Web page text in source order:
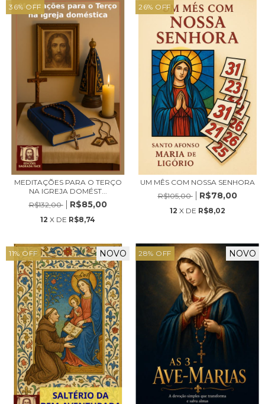
36% OFF
MEDITAÇÕES PARA O TERÇO
NA IGREJA DOMÉST...
R$132,00
R$85,00
12 X DE R$8,74
26% OFF
UM MÊS COM NOSSA SENHORA
R$105,00
R$78,00
12 X DE R$8,02
11% OFF NOVO 28% OFF NOVO